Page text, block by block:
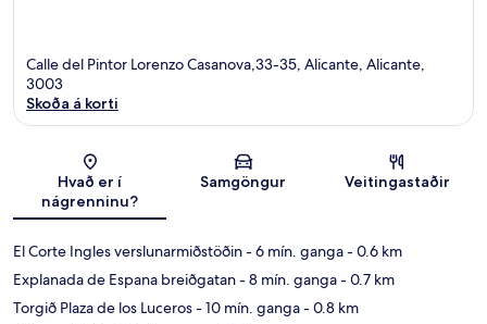
Calle del Pintor Lorenzo Casanova,33-35, Alicante, Alicante,
3003
Skoða á korti
Hvað er í
nágrenninu?
Samgöngur Veitingastaðir
El Corte Ingles verslunarmiðstöðin- 6 mín. ganga- 0.6 km
Explanada de Espana breiðgatan- 8 mín. ganga- 0.7 km
Torgið Plaza de los Luceros- 10 mín. ganga- 0.8 km